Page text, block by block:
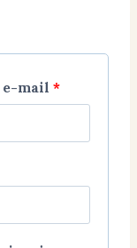
e-mail *W
a